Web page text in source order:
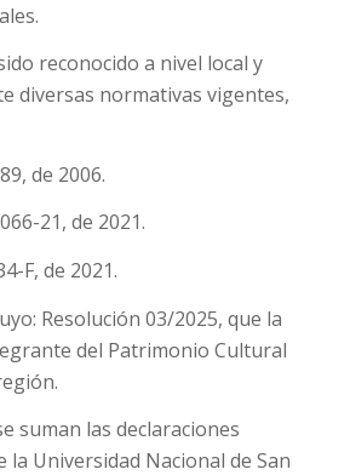
reconocido a nivel local y
diversas normativas vigentes,
de 2006.
21, de 2021.
F, de 2021.
Resolución 03/2025, que la
del Patrimonio Cultural
suman las declaraciones
la Universidad Nacional de San